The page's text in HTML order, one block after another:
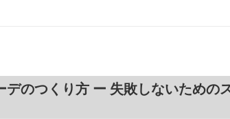
のつくり方 ー 失敗しないための